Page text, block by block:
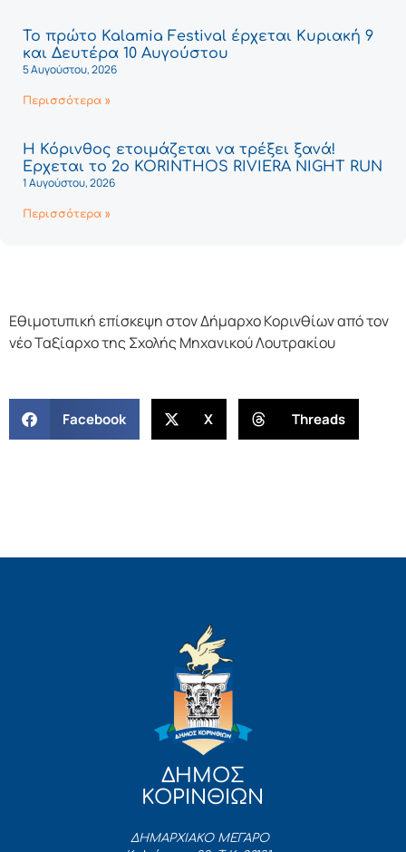
Το πρώτο Kalamia Festival έρχεται Κυριακή 9
και Δευτέρα 10 Αυγούστου
5 Αυγούστου, 2026
Περισσότερα »
Η Κόρινθος ετοιμάζεται να τρέξει ξανά!
Έρχεται το 2ο KORINTHOS RIVIERA NIGHT RUN
1 Αυγούστου, 2026
Περισσότερα »
Εθιμοτυπική επίσκεψη στον Δήμαρχο Κορινθίων από τον
νέο Ταξίαρχο της Σχολής Μηχανικού Λουτρακίου
Facebook X Threads
ΔΗΜΟΣ
ΚΟΡΙΝΘΙΩΝ
ΔΗΜΑΡΧΙΑΚΟ ΜΕΓΑΡΟ